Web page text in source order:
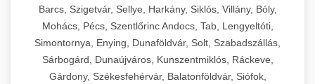
Barcs, Szigetvár, Sellye, Harkány, Siklós, Villány, Bóly,
Mohács, Pécs, Szentlőrinc Andocs, Tab, Lengyeltóti,
Simontornya, Enying, Dunaföldvár, Solt, Szabadszállás,
Sárbogárd, Dunaújváros, Kunszentmiklós, Ráckeve,
Gárdony, Székesfehérvár, Balatonföldvár, Siófok,